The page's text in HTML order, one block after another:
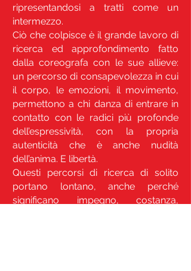
ripresentandosi a tratti come un
intermezzo.
Ciò che colpisce è il grande lavoro di
ricerca ed approfondimento fatto
dalla coreografa con le sue allieve:
un percorso di consapevolezza in cui
il corpo, le emozioni, il movimento,
permettono a chi danza di entrare in
contatto con le radici più profonde
dell’espressività, con la propria
autenticità che è anche nudità
dell’anima. E libertà.
Questi percorsi di ricerca di solito
portano lontano, anche perché
significano impegno, costanza,